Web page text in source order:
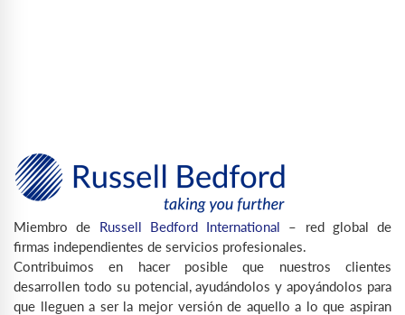
Miembro de Russell Bedford International – red global de
firmas independientes de servicios profesionales.
Contribuimos en hacer posible que nuestros clientes
desarrollen todo su potencial, ayudándolos y apoyándolos para
que lleguen a ser la mejor versión de aquello a lo que aspiran